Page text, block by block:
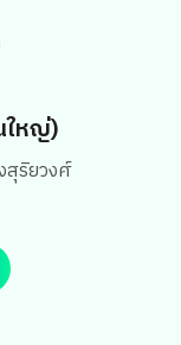
ใหญ่)
สุริยวงศ์